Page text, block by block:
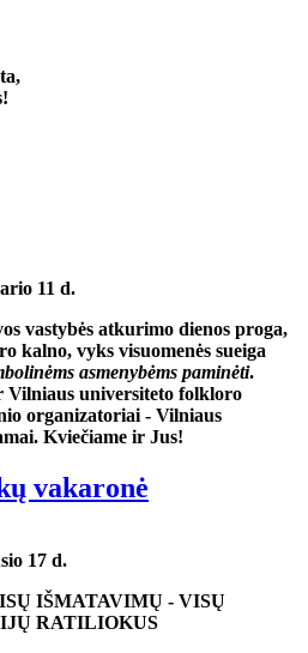
11 d.
vastybės atkurimo dienos proga,
kalno, vyks visuomenės sueiga
asmenybėms paminėti.
Vilniaus universiteto folkloro
organizatoriai - Vilniaus
Kviečiame ir Jus!
vakaronė
17 d.
IŠMATAVIMŲ - VISŲ
RATILIOKUS